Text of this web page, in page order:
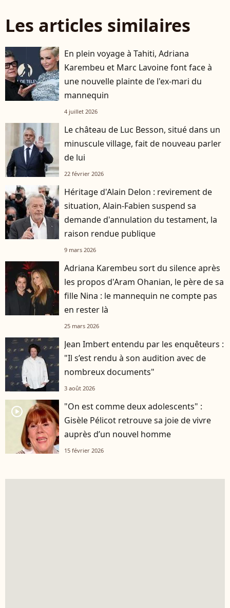
Les articles similaires
En plein voyage à Tahiti, Adriana
Karembeu et Marc Lavoine font face à
une nouvelle plainte de l'ex-mari du
mannequin
4 juillet 2026
Le château de Luc Besson, situé dans un
minuscule village, fait de nouveau parler
de lui
22 février 2026
Héritage d'Alain Delon : revirement de
situation, Alain-Fabien suspend sa
demande d'annulation du testament, la
raison rendue publique
9 mars 2026
Adriana Karembeu sort du silence après
les propos d'Aram Ohanian, le père de sa
fille Nina : le mannequin ne compte pas
en rester là
25 mars 2026
Jean Imbert entendu par les enquêteurs :
"Il s’est rendu à son audition avec de
nombreux documents"
3 août 2026
player2
"On est comme deux adolescents" :
Gisèle Pélicot retrouve sa joie de vivre
auprès d’un nouvel homme
15 février 2026